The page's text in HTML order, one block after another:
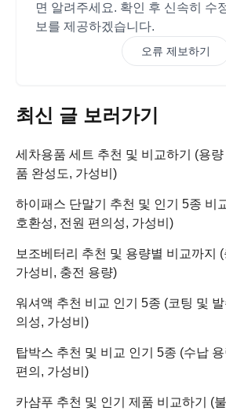
면 알려주세요. 확인 후 신속히 수
보를 제공하겠습니다.
오류 제보하기
최신 글 보러가기
세차용품 세트 추천 및 비교하기 (용
품 완성도, 가성비)
하이패스 단말기 추천 및 인기 5종 비
호환성, 전원 편의성, 가성비)
보조베터리 추천 및 용량별 비교까지
가성비, 충전 용량)
워셔액 추천 비교 인기 5종 (코팅 및
의성, 가성비)
탑박스 추천 및 비교 인기 5종 (수납
편의, 가성비)
카샴푸 추천 및 인기 제품 비교하기 (